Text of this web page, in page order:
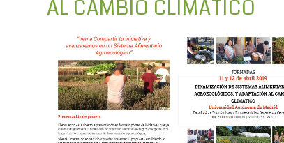
AL CAMBIO CLIMÁTICO